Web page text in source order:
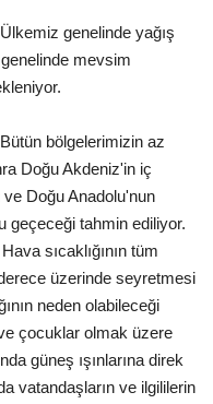
genelinde yağış
genelinde mevsim
bölgelerimizin az
Doğu Akdeniz'in iç
Doğu Anadolu'nun
geçeceği tahmin ediliyor.
Hava sıcaklığının tüm
üzerinde seyretmesi
neden olabileceği
çocuklar olmak üzere
güneş ışınlarına direk
vatandaşların ve ilgililerin